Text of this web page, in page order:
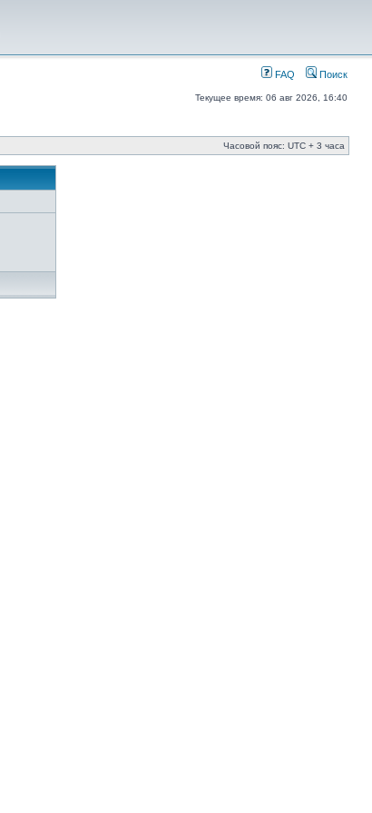
FAQ Поиск
Текущее время: 06 авг 2026, 16:40
Часовой пояс: UTC + 3 часа